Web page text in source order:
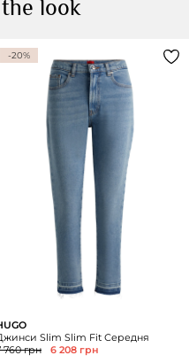
look
-20%
Slim Slim Fit Середня
760 грн
6 208 грн